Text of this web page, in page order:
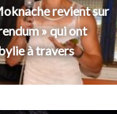
revient sur
» qui ont
à travers